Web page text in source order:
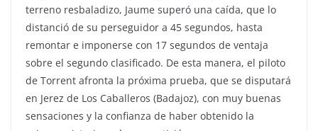
terreno resbaladizo, Jaume superó una caída, que lo
distanció de su perseguidor a 45 segundos, hasta
remontar e imponerse con 17 segundos de ventaja
sobre el segundo clasificado. De esta manera, el piloto
de Torrent afronta la próxima prueba, que se disputará
en Jerez de Los Caballeros (Badajoz), con muy buenas
sensaciones y la confianza de haber obtenido la